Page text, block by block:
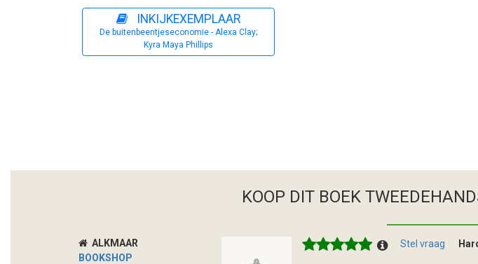
INKIJKEXEMPLAAR
De buitenbeentjeseconomie - Alexa Clay;
Kyra Maya Phillips
KOOP DIT BOEK
ALKMAAR
BOOKSHOP
Stel vraag